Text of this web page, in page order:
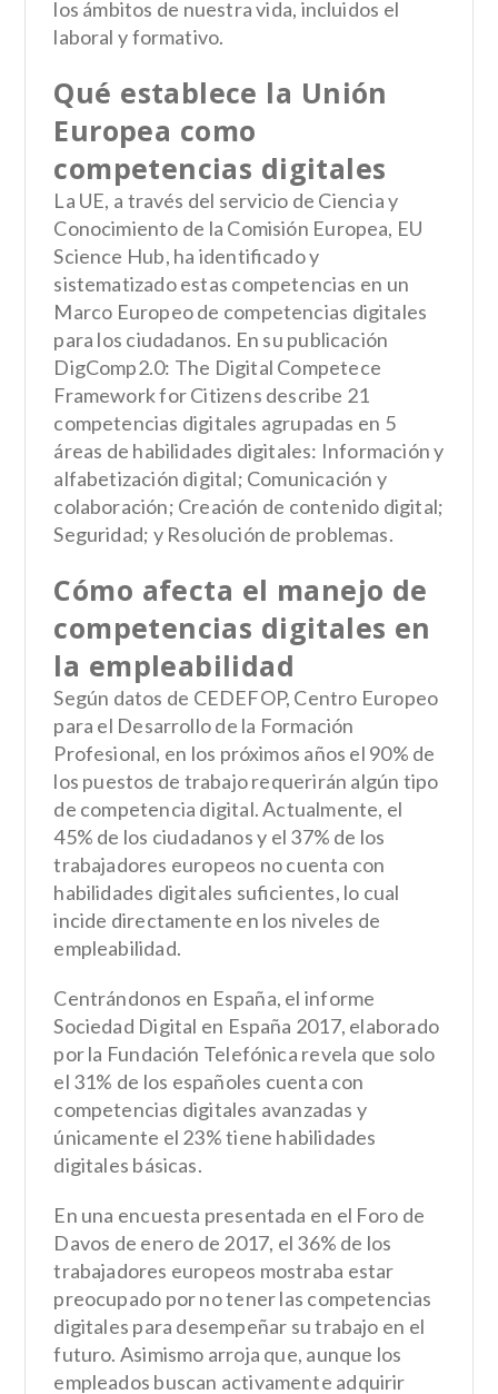
los ámbitos de nuestra vida, incluidos el
laboral y formativo.
Qué establece la Unión
Europea como
competencias digitales
La UE, a través del servicio de Ciencia y
Conocimiento de la Comisión Europea, EU
Science Hub, ha identificado y
sistematizado estas competencias en un
Marco Europeo de competencias digitales
para los ciudadanos. En su publicación
DigComp2.0: The Digital Competece
Framework for Citizens describe 21
competencias digitales agrupadas en 5
áreas de habilidades digitales: Información y
alfabetización digital; Comunicación y
colaboración; Creación de contenido digital;
Seguridad; y Resolución de problemas.
Cómo afecta el manejo de
competencias digitales en
la empleabilidad
Según datos de CEDEFOP, Centro Europeo
para el Desarrollo de la Formación
Profesional, en los próximos años el 90% de
los puestos de trabajo requerirán algún tipo
de competencia digital. Actualmente, el
45% de los ciudadanos y el 37% de los
trabajadores europeos no cuenta con
habilidades digitales suficientes, lo cual
incide directamente en los niveles de
empleabilidad.
Centrándonos en España, el informe
Sociedad Digital en España 2017, elaborado
por la Fundación Telefónica revela que solo
el 31% de los españoles cuenta con
competencias digitales avanzadas y
únicamente el 23% tiene habilidades
digitales básicas.
En una encuesta presentada en el Foro de
Davos de enero de 2017, el 36% de los
trabajadores europeos mostraba estar
preocupado por no tener las competencias
digitales para desempeñar su trabajo en el
futuro. Asimismo arroja que, aunque los
empleados buscan activamente adquirir